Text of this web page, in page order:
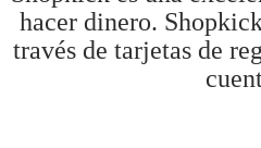
hacer dinero.
través de tarjetas de